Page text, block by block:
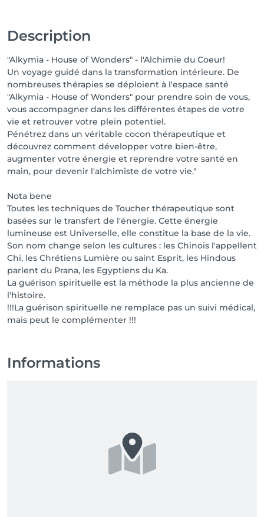
Description
"Alkymia - House of Wonders" - l'Alchimie du Coeur!
Un voyage guidé dans la transformation intérieure. De
nombreuses thérapies se déploient à l'espace santé
"Alkymia - House of Wonders" pour prendre soin de vous,
vous accompagner dans les différentes étapes de votre
vie et retrouver votre plein potentiel.
Pénétrez dans un véritable cocon thérapeutique et
découvrez comment développer votre bien-être,
augmenter votre énergie et reprendre votre santé en
main, pour devenir l'alchimiste de votre vie."
Nota bene
Toutes les techniques de Toucher thérapeutique sont
basées sur le transfert de l'énergie. Cette énergie
lumineuse est Universelle, elle constitue la base de la vie.
Son nom change selon les cultures : les Chinois l'appellent
Chi, les Chrétiens Lumière ou saint Esprit, les Hindous
parlent du Prana, les Egyptiens du Ka.
La guérison spirituelle est la méthode la plus ancienne de
l'histoire.
!!!La guérison spirituelle ne remplace pas un suivi médical,
mais peut le complémenter !!!
Informations